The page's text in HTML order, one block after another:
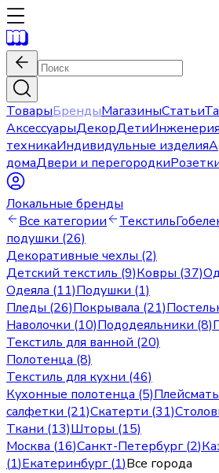
ТоварыБрендыМагазиныСтатьи
АксессуарыДекорДетиИнженерия
техникаИндивидульные изделия
домаДвери и перегородки
Локальные бренды
Все категории
Текстиль
подушки (26)
Декоративные чехлы (2)
Детский текстиль (9)Ковры (37)
Одеяла (11)Подушки (1)
Пледы (26)Покрывала (21)
Наволочки (10)Пододеяльники (8)
Текстиль для ванной (20)
Полотенца (8)
Текстиль для кухни (46)
Кухонные полотенца (5)
салфетки (21)Скатерти (31)
Ткани (13)Шторы (15)
Москва (16)Санкт-Петербург(2)
(1)Екатеринбург(1)Все города